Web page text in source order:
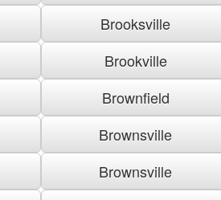
Brooksville
Brookville
Brownfield
Brownsville
Brownsville